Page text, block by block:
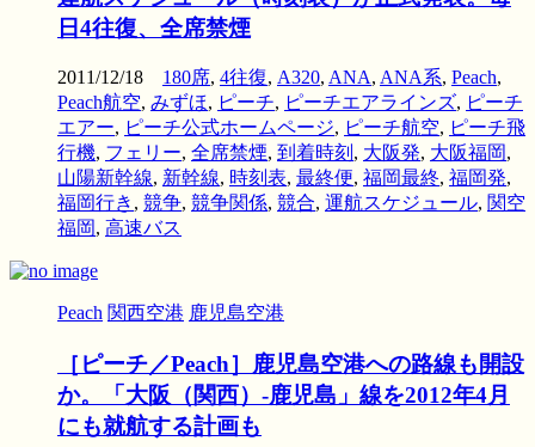
日4往復、全席禁煙
2011/12/18 180席, 4往復, A320, ANA, ANA系, Peach,
Peach航空, みずほ, ピーチ, ピーチエアラインズ, ピーチ
エアー, ピーチ公式ホームページ, ピーチ航空, ピーチ飛
行機, フェリー, 全席禁煙, 到着時刻 , 大阪発, 大阪福岡,
山陽新幹線, 新幹線, 時刻表, 最終便, 福岡最終, 福岡発,
福岡行き , 競争, 競争関係, 競合, 運航スケジュール, 関空
福岡, 高速バス
Peach 関西空港 鹿児島空港
［ピーチ／Peach］鹿児島空港への路線も開設
か。「大阪（関西）‐鹿児島」線を2012年4月
にも就航する計画も